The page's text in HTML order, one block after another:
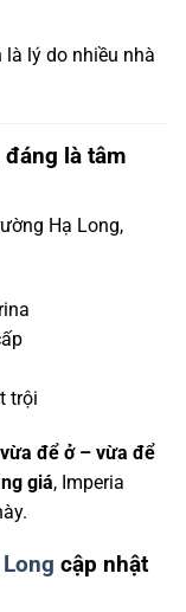
lý do nhiều nhà
là tâm
Hạ Long,
trội
vừa để ở – vừa để
giá, Imperia
cập nhật